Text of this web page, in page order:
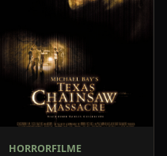
HORRORFILME